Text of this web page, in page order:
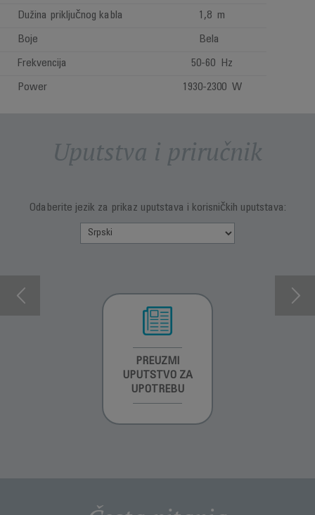
Dužina priključnog kabla 1,8 m
Boje Bela
Frekvencija 50-60 Hz
Power 1930-2300 W
Uputstva i priručnik
Odaberite jezik za prikaz uputstava i korisničkih uputstava:
PREUZMI
UPUTSTVO ZA
UPOTREBU